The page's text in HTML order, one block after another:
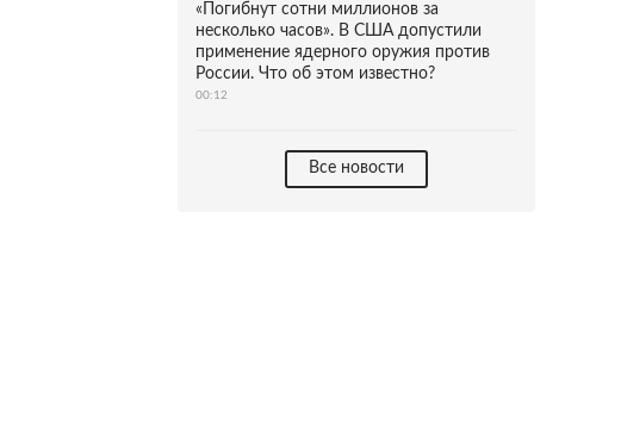
«Погибнут сотни миллионов за
несколько часов». В США допустили
применение ядерного оружия против
России. Что об этом известно?
00:12
Все новости